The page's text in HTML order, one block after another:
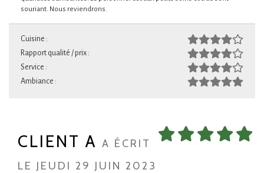
souriant. Nous reviendrons.
Cuisine :
Rapport qualité / prix :
Service :
Ambiance :
CLIENT A A ÉCRIT
LE JEUDI 29 JUIN 2023